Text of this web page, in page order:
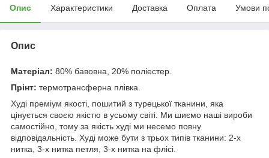
Опис Характеристики Доставка Оплата Умови
Опис
Матеріал: 80% бавовна, 20% поліестер.
Прінт: термотрансферна плівка.
Худі преміум якості, пошитий з турецької тканини, яка
цінується своєю якістю в усьому світі. Ми шиємо наші вироби
самостійно, тому за якість худі ми несемо повну
відповідальність. Худі може бути з трьох типів тканини: 2-х
нитка, 3-х нитка петля, 3-х нитка на флісі.